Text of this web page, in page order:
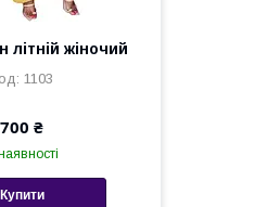
літній жіночий
1103
700 ₴
Купити